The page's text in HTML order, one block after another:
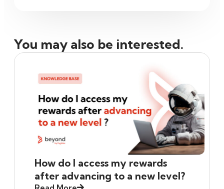
You may also be interested.
How do I access my rewards
after advancing to a new level?